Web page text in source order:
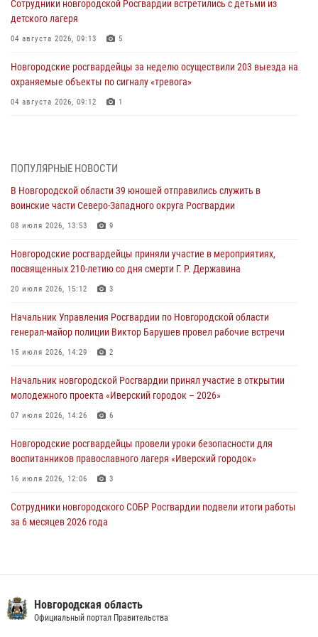
Сотрудники новгородской Росгвардии встретились с детьми из
детского лагеря
04 августа 2026, 09:13 5
Новгородские росгвардейцы за неделю осуществили 203 выезда на
охраняемые объекты по сигналу «тревога»
04 августа 2026, 09:12 1
В Великом Новгороде сотрудники центра лицензионно-
разрешительной работы Росгвардии провели телефонную «горячую
30 июля 2026, 14:36 1
Новгородские росгвардейцы рассказали о службе детям из летнего
30 июля 2026, 08:40 5
Новгородские росгвардейцы задержали мужчину
Телесюжет в программе "Новгородское областное телевидение.
Новости часа." от 29 июля 2026 года. Новгородские призывники
29 июля 2026, 12:54 1
ПОПУЛЯРНЫЕ НОВОСТИ
В Новгородской области 39 юношей отправились служить в
воинские части Северо-Западного округа Росгвардии
08 июля 2026, 13:53 9
Новгородские росгвардейцы приняли участие в мероприятиях,
посвященных 210-летию со дня смерти Г. Р. Державина
20 июля 2026, 15:12 3
Начальник Управления Росгвардии по Новгородской области
генерал-майор полиции Виктор Барушев провел рабочие встречи
15 июля 2026, 14:29 2
Начальник новгородской Росгвардии принял участие в открытии
молодежного проекта «Иверский городок – 2026»
07 июля 2026, 14:26 6
Новгородские росгвардейцы провели уроки безопасности для
воспитанников православного лагеря «Иверский городок»
16 июля 2026, 12:06 3
Сотрудники новгородского СОБР Росгвардии подвели итоги работы
за 6 месяцев 2026 года
08 июля 2026, 13:48 3
Новгородская область
Официальный портал Правительства